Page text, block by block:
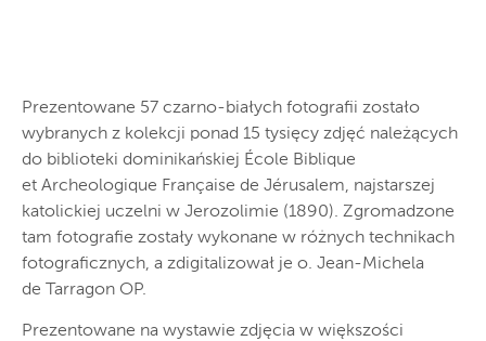
Prezentowane 57 czarno-białych fotografii zostało
wybranych z kolekcji ponad 15 tysięcy zdjęć należących
do biblioteki dominikańskiej École Biblique
et Archeologique Française de Jérusalem, najstarszej
katolickiej uczelni w Jerozolimie (1890). Zgromadzone
tam fotografie zostały wykonane w różnych technikach
fotograficznych, a zdigitalizował je o. Jean-Michela
de Tarragon OP.
Prezentowane na wystawie zdjęcia w większości